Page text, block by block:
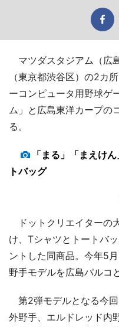
マツダスタジアム（広
（東京都渋谷区）の2カ
ーコンピュータ用野球ゲ
ム」と広島東洋カープの
る。
「まる」「まえけ
トバッグ
ドットクリエイターの
け、Tシャツとトートバ
ントした同商品。今年5
野手モデルを広島パルコ
第2弾モデルとなる今
外野手、エルドレッド内